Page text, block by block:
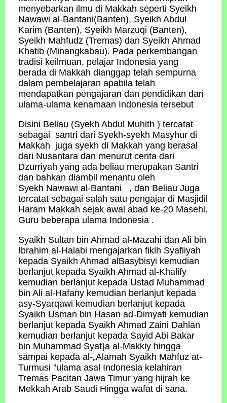
menyebarkan ilmu di Makkah seperti Syeikh
Nawawi al-Bantani(Banten), Syeikh Abdul
Karim (Banten), Syeikh Marzuqi (Banten),
Syeikh Mahfudz (Tremas) dan Syeikh Ahmad
Khatib (Minangkabau). Pada perkembangan
tradisi keilmuan, pelajar Indonesia yang
berada di Makkah dianggap telah sempurna
dalam pembelajaran apabila telah
mendapatkan pengajaran dan pendidikan dari
ulama-ulama kenamaan Indonesia tersebut
Disini Beliau (Syekh Abdul Muhith ) tercatat
sebagai santri dari Syekh-syekh Masyhur di
Makkah juga syekh di Makkah yang berasal
dari Nusantara dan menurut cerita dari
Dzurriyah yang ada beliau merupakan Santri
dan bahkan diambil menantu oleh
Syekh Nawawi al-Bantani , dan Beliau Juga
tercatat sebagai salah satu pengajar di Masjidil
Haram Makkah sejak awal abad ke-20 Masehi.
Guru beberapa ulama Indonesia .
Syaikh Sultan bin Ahmad al-Mazahi dan Ali bin
Ibrahim al-Halabi mengajarkan fikih Syafiiyah
kepada Syaikh Ahmad alBasybisyi kemudian
berlanjut kepada Syaikh Ahmad al-Khalify
kemudian berlanjut kepada Ustad Muhammad
bin Ali al-Hafany kemudian berlanjut kepada
asy-Syarqawi kemudian berlanjut kepada
Syaikh Usman bin Hasan ad-Dimyati kemudian
berlanjut kepada Syaikh Ahmad Zaini Dahlan
kemudian berlanjut kepada Sayid Abi Bakar
bin Muhammad Syat}a al-Makkiy hingga
sampai kepada al-„Alamah Syaikh Mahfuz at-
Turmusi "ulama asal Indonesia kelahiran
Tremas Pacitan Jawa Timur yang hijrah ke
Mekkah Arab Saudi Hingga wafat di sana.